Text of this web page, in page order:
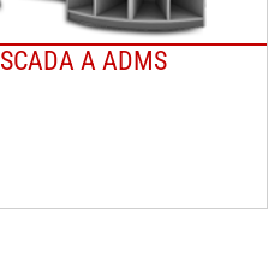
A ADMS